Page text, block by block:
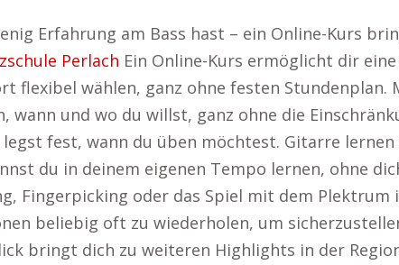
Erfahrung am Bass hast – ein Online-Kurs
Perlach Ein Online-Kurs ermöglicht dir
flexibel wählen, ganz ohne festen Stundenplan.
wann und wo du willst, ganz ohne die
fest, wann du üben möchtest. Gitarre
du in deinem eigenen Tempo lernen, ohne
Fingerpicking oder das Spiel mit dem Plektrum
beliebig oft zu wiederholen, um
bringt dich zu weiteren Highlights in der